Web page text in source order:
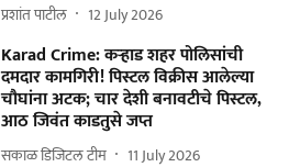
प्रशांत पाटील 12 July 2026
Karad Crime: कऱ्हाड शहर पोलिसांची
दमदार कामगिरी! पिस्टल विक्रीस आलेल्या
चौघांना अटक; चार देशी बनावटीचे पिस्टल,
आठ जिवंत काडतुसे जप्त
सकाळ डिजिटल टीम 11 July 2026